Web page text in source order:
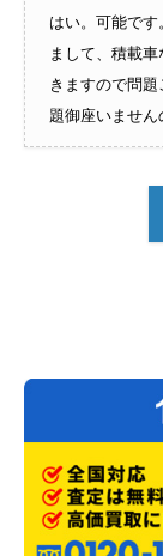
はい。可能で
まして、積載
きますので問
題御座いません